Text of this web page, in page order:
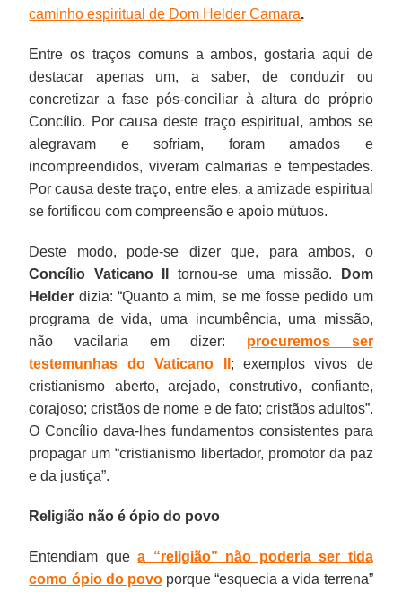
caminho espiritual de Dom Helder Camara.
Entre os traços comuns a ambos, gostaria aqui de
destacar apenas um, a saber, de conduzir ou
concretizar a fase pós-conciliar à altura do próprio
Concílio. Por causa deste traço espiritual, ambos se
alegravam e sofriam, foram amados e
incompreendidos, viveram calmarias e tempestades.
Por causa deste traço, entre eles, a amizade espiritual
se fortificou com compreensão e apoio mútuos.
Deste modo, pode-se dizer que, para ambos, o
Concílio Vaticano II
tornou-se uma missão.
Dom
Helder dizia: “Quanto a mim, se me fosse pedido um
programa de vida, uma incumbência, uma missão,
não vacilaria em dizer: procuremos ser
testemunhas do Vaticano II ; exemplos vivos de
cristianismo aberto, arejado, construtivo, confiante,
corajoso; cristãos de nome e de fato; cristãos adultos”.
O Concílio dava-lhes fundamentos consistentes para
propagar um “cristianismo libertador, promotor da paz
e da justiça”.
Religião não é ópio do povo
Entendiam quea “religião” não poderia ser tida
como ópio do povoporque “esquecia a vida terrena”